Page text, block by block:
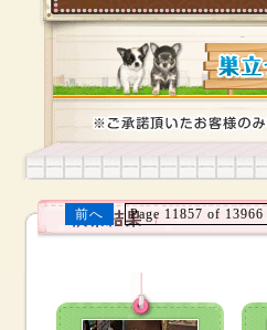
前へ Page 11857 of 13966